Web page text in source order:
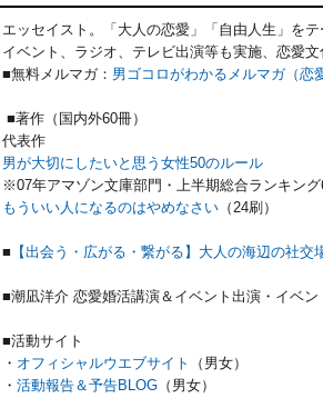
エッセイスト。「大人の恋愛」「自由人生」をテ
イベント、ラジオ、テレビ出演等も実施、恋愛文
■無料メルマガ： 男ゴコロがわかるメルマガ（恋
■著作（国内外60冊）
代表作
男が大切にしたいと思う女性50のルール
※07年アマゾン文庫部門・上半期総合ランキング
もういい人になるのはやめなさい （24刷）
■ 【出会う・広がる・繋がる】大人の海辺の社
■潮凪洋介 恋愛婚活講演＆イベント出演・イベン
■活動サイト
・ オフィシャルウエブサイト
（男女）
・ 活動報告＆予告BLOG （男女）